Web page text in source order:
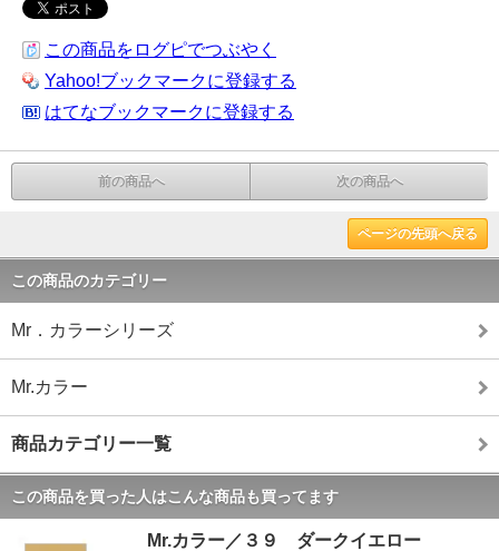
この商品をログピでつぶやく
Yahoo!ブックマークに登録する
はてなブックマークに登録する
前の商品へ 次の商品へ
ページの先頭へ戻る
この商品のカテゴリー
Mr．カラーシリーズ
Mr.カラー
商品カテゴリー一覧
この商品を買った人はこんな商品も買ってます
Mr.カラー／３９ ダークイエロー